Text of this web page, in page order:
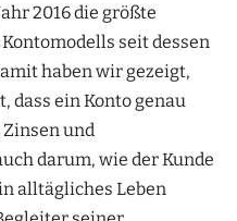
2016 die größte
seit dessen
haben wir gezeigt,
dass ein Konto genau
und
darum, wie der Kunde
alltägliches Leben